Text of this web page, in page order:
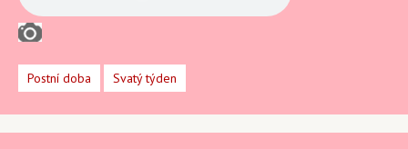
Postní doba Svatý týden